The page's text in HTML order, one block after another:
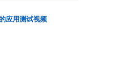
应用测试视频